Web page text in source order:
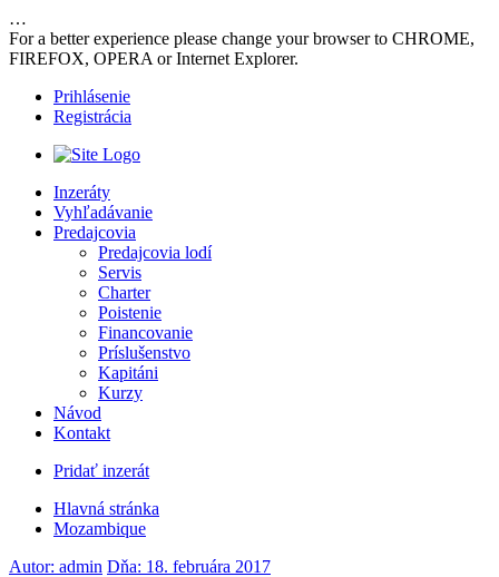
…
For a better experience please change your browser to CHROME,
FIREFOX, OPERA or Internet Explorer.
Prihlásenie
Registrácia
Inzeráty
Vyhľadávanie
Predajcovia
Predajcovia lodí
Servis
Charter
Poistenie
Financovanie
Príslušenstvo
Kapitáni
Kurzy
Návod
Kontakt
Pridať inzerát
Hlavná stránka
Mozambique
Autor: admin Dňa: 18. februára 2017